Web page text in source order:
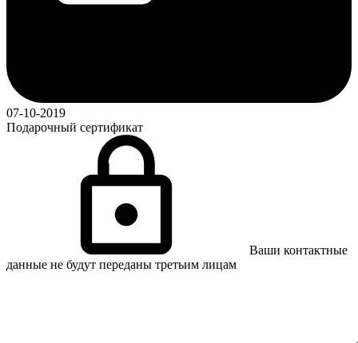
07-10-2019
Подарочный сертификат
Ваши контактные
данные не будут переданы третьим лицам